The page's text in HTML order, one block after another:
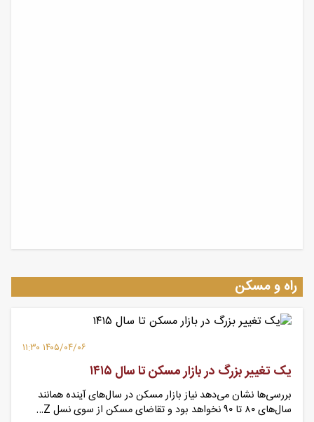
راه و مسکن
۱۴۰۵/۰۴/۰۶ ۱۱:۳۰
یک تغییر بزرگ در بازار مسکن تا سال ۱۴۱۵
بررسی‌ها نشان می‌دهد نیاز بازار مسکن در سال‌های آینده همانند
سال‌های ۸۰ تا ۹۰ نخواهد بود و تقاضای مسکن از سوی نسل Z…